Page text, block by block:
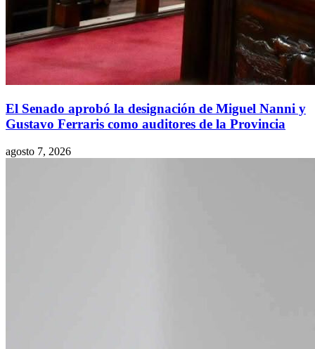
El Senado aprobó la designación de Miguel Nanni y
Gustavo Ferraris como auditores de la Provincia
agosto 7, 2026